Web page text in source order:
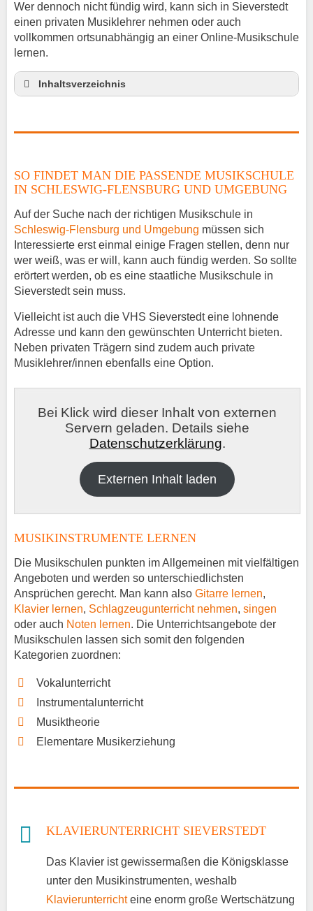
Wer dennoch nicht fündig wird, kann sich in Sieverstedt
einen privaten Musiklehrer nehmen oder auch
vollkommen ortsunabhängig an einer Online-Musikschule
lernen.
Inhaltsverzeichnis
Gitarrenunterricht Sieverstedt
Musiklehrer Stellenangebote – Sieverstedt
SO FINDET MAN DIE PASSENDE MUSIKSCHULE
IN SCHLESWIG-FLENSBURG UND UMGEBUNG
Auf der Suche nach der richtigen Musikschule in
Schleswig-Flensburg und Umgebung müssen sich
Interessierte erst einmal einige Fragen stellen, denn nur
wer weiß, was er will, kann auch fündig werden. So sollte
erörtert werden, ob es eine staatliche Musikschule in
Sieverstedt sein muss.
Vielleicht ist auch die VHS Sieverstedt eine lohnende
Adresse und kann den gewünschten Unterricht bieten.
Neben privaten Trägern sind zudem auch private
Musiklehrer/innen ebenfalls eine Option.
Bei Klick wird dieser Inhalt von externen
Servern geladen. Details siehe
Datenschutzerklärung.
Externen Inhalt laden
MUSIKINSTRUMENTE LERNEN
Die Musikschulen punkten im Allgemeinen mit vielfältigen
Angeboten und werden so unterschiedlichsten
Ansprüchen gerecht. Man kann also Gitarre lernen,
Klavier lernen, Schlagzeugunterricht nehmen, singen
oder auch Noten lernen. Die Unterrichtsangebote der
Musikschulen lassen sich somit den folgenden
Kategorien zuordnen:
Vokalunterricht
Instrumentalunterricht
Musiktheorie
Elementare Musikerziehung
KLAVIERUNTERRICHT SIEVERSTEDT
Das Klavier ist gewissermaßen die Königsklasse
unter den Musikinstrumenten, weshalb
Klavierunterrichteine enorm große Wertschätzung